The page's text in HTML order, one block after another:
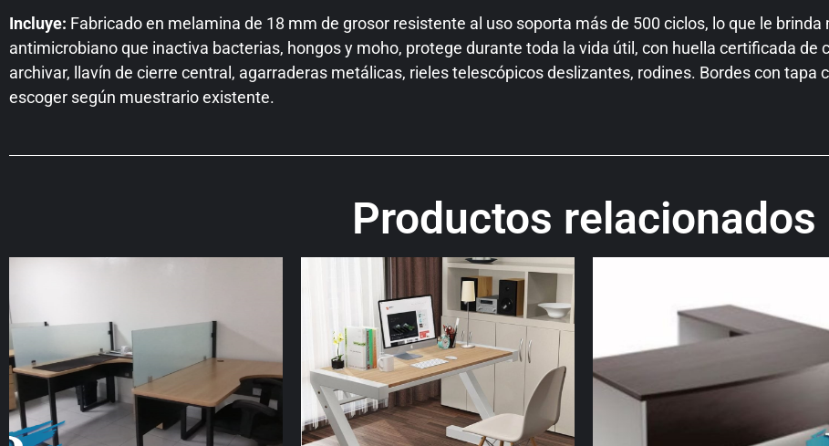
Incluye: Fabricado en melamina de 18 mm de grosor resistente al uso soporta más de 500 ciclos, lo que le
antimicrobiano que inactiva bacterias, hongos y moho, protege durante toda la vida útil, con huella certificada de
archivar, llavín de cierre central, agarraderas metálicas, rieles telescópicos deslizantes, rodines. Bordes con
escoger según muestrario existente.
Productos relacionados